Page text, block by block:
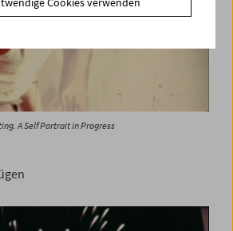
A Self Portrait in Progress